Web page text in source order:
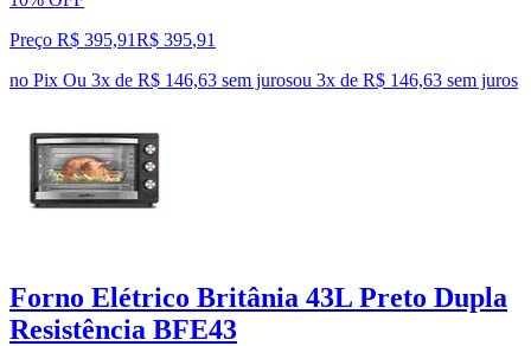
Preço R$ 395,91R$ 395,91
no Pix Ou 3x de R$ 146,63 sem jurosou 3x de R$ 146,63 sem juros
Forno Elétrico Britânia 43L Preto Dupla
Resistência BFE43